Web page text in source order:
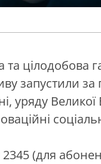
цілодобова
запустили
уряду Великої
(для